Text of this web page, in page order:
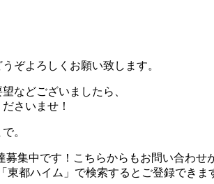
ぞよろしくお願い致します。
などございましたら、
さいませ！
で。
募集中です！こちらからもお問い合わせ
東都ハイム」で検索すると ご登録でき